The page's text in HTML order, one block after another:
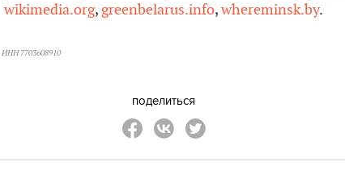
wikimedia.org, greenbelarus.info,whereminsk.by.
7703608910
поделиться